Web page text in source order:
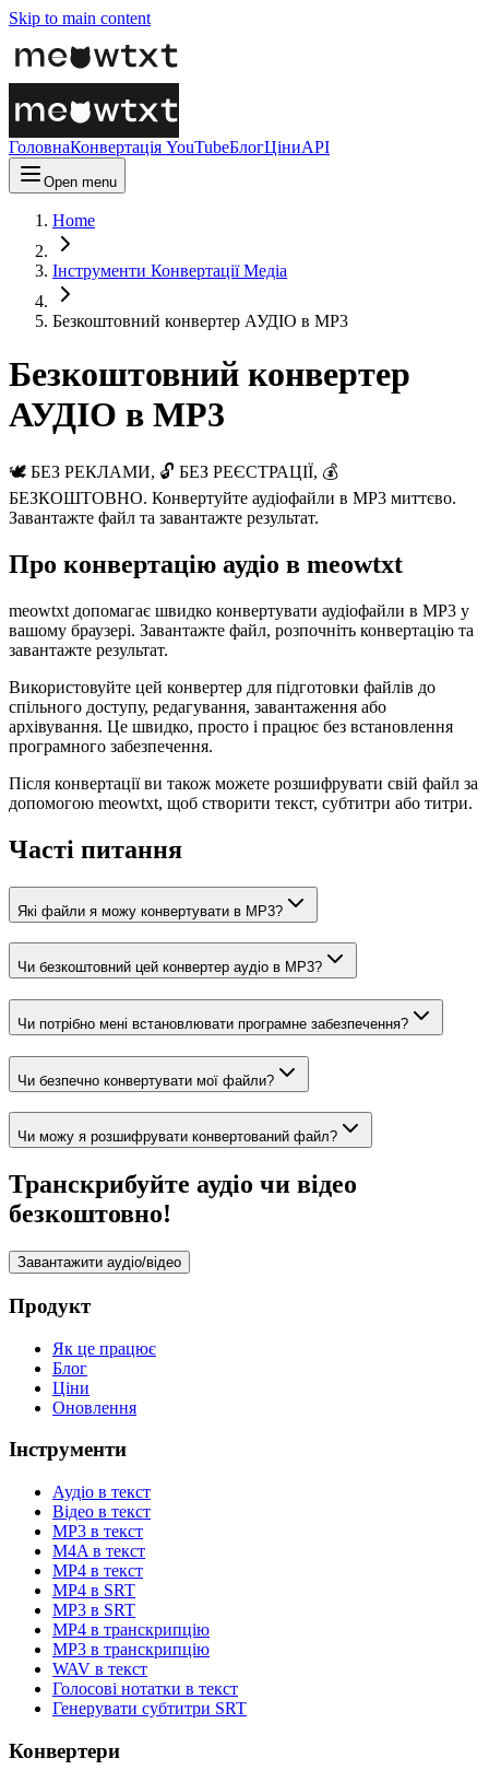
Skip to main content
ГоловнаКонвертація YouTubeБлогЦіниAPI
Open menu
Home
Інструменти Конвертації Медіа
Безкоштовний конвертер АУДІО в MP3
Безкоштовний конвертер
АУДІО в MP3
🕊️ БЕЗ РЕКЛАМИ, 🔓 БЕЗ РЕЄСТРАЦІЇ, 💰
БЕЗКОШТОВНО. Конвертуйте аудіофайли в MP3 миттєво.
Завантажте файл та завантажте результат.
Про конвертацію аудіо в meowtxt
meowtxt допомагає швидко конвертувати аудіофайли в MP3 у
вашому браузері. Завантажте файл, розпочніть конвертацію та
завантажте результат.
Використовуйте цей конвертер для підготовки файлів до
спільного доступу, редагування, завантаження або
архівування. Це швидко, просто і працює без встановлення
програмного забезпечення.
Після конвертації ви також можете розшифрувати свій файл за
допомогою meowtxt, щоб створити текст, субтитри або титри.
Часті питання
Які файли я можу конвертувати в MP3?
Чи безкоштовний цей конвертер аудіо в MP3?
Чи потрібно мені встановлювати програмне забезпечення?
Чи безпечно конвертувати мої файли?
Чи можу я розшифрувати конвертований файл?
Транскрибуйте аудіо чи відео
безкоштовно!
Завантажити аудіо/відео
Продукт
Як це працює
Блог
Ціни
Оновлення
Інструменти
Аудіо в текст
Відео в текст
MP3 в текст
M4A в текст
MP4 в текст
MP4 в SRT
MP3 в SRT
MP4 в транскрипцію
MP3 в транскрипцію
WAV в текст
Голосові нотатки в текст
Генерувати субтитри SRT
Конвертери